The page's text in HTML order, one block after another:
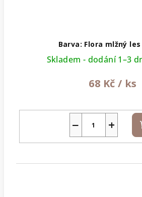
Barva: Flora mlžný
Skladem - dodání 1–3
68 Kč / ks
+
−